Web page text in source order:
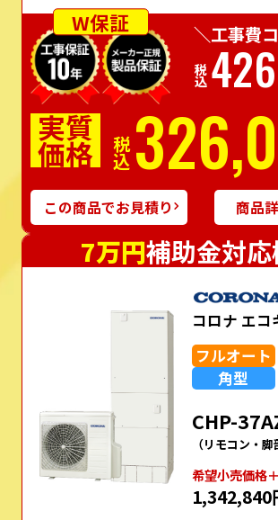
W保証
＼工事費
税込
実質
価格 税込
この商品でお見積り 商品
7万円補助金対
コロナ エコ
フルオート
角型
CHP-
（リモコン・脚
希望⼩売価格
1,342,840